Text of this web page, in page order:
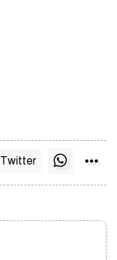
Twitter